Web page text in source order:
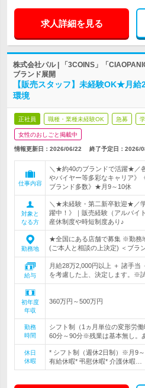
求人詳細を見る
株式会社パル | 「3COINS」「
ブランド展開
【販売スタッフ】未経験OK★月
環境
正社員 職種・業種未経験OK 急募
女性のおしごと掲載中
情報更新日：2026/06/22 終了予定日： 2026/
仕事内容
＼★約40のブランドで活躍★／
やバイヤー等多彩なキャリア》
ブランド多数》★月9～10休
対象と
なる方
＼★未経験・第二新卒歓迎★／
躍中！》｜販売経験（アルバ
産休制度や時短制度あり♪
勤務地
★全国にある店舗で募集 ※勤務
(ご本人と相談の上決定) ＜ブラ
給与
月給28万2,000円以上 ＋ 諸手
を考慮した上、決定します。※
初年度
年収
360万円～500万円
勤務
時間
シフト制（1ヵ月単位の変形労
60分～90分※残業は基本無し。
休日
休暇
* シフト制（週休2日制）※月9
有給休暇* 弔慰休暇* 介護休暇…